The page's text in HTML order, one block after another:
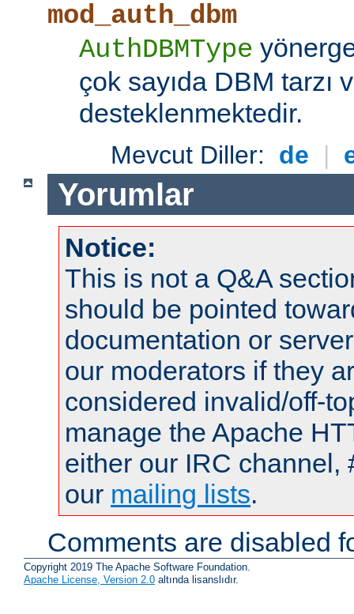
mod_auth_dbm
AuthDBMType
çok sayıda DBM tarzı
desteklenmektedir.
Mevcut Diller: de |
Yorumlar
Notice:
This is not a Q&A
should be pointed
documentation or
our moderators if they
considered invalid/off-
manage the Apache
either our IRC channel,
our mailing lists.
Comments are disabled
Copyright 2019 The Apache Software Foundation.
Apache License, Version 2.0 altında lisanslıdır.